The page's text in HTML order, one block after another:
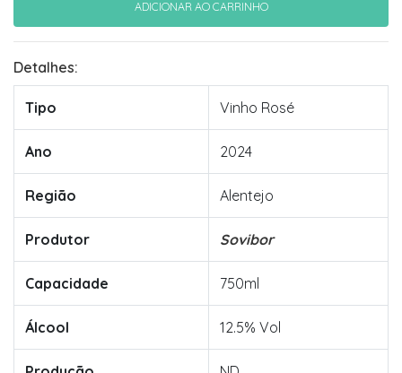
Detalhes:
Tipo Vinho Rosé
Ano 2024
Região Alentejo
Produtor Sovibor
Capacidade 750ml
Álcool 12.5% Vol